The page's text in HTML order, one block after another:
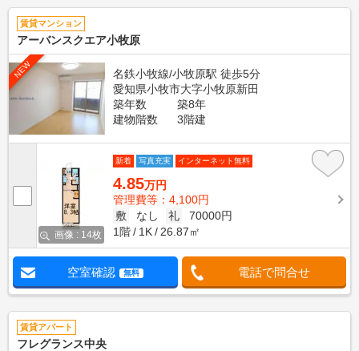
賃貸マンション
アーバンスクエア小牧原
NEW
名鉄小牧線/小牧原駅 徒歩5分
愛知県小牧市大字小牧原新田
築年数
築8年
建物階数
3階建
画像 : 14枚
新着 写真充実 インターネット無料
4.85万円
管理費等：4,100円
敷
なし 礼
70000円
1階
1K 26.87㎡
空室確認 無料 電話で問合せ
賃貸アパート
フレグランス中央